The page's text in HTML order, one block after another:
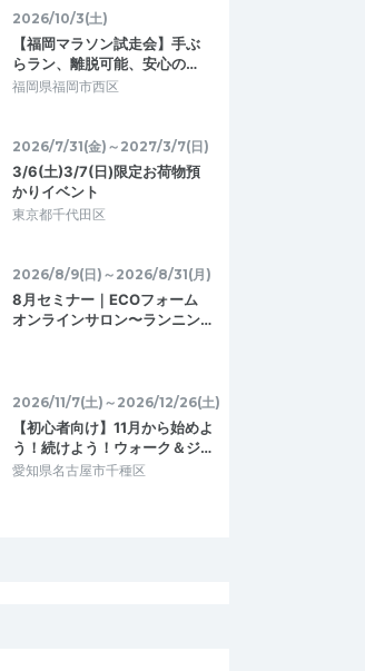
たもちん
2026/07/14
目標大会に向けてのポイント練習に‼︎
河川敷の往復コースで、給水所の設置もあ
2026/10/3(土)
【福岡マラソン試走会】手ぶ
らラン、離脱可能、安心の…
福岡県福岡市西区
2026/7/31(金)～2027/3/7(日)
3/6(土)3/7(日)限定お荷物預
かりイベント
東京都千代田区
2026/8/9(日)～2026/8/31(月)
8月セミナー｜ECOフォーム
オンラインサロン〜ランニン…
2026/11/7(土)～2026/12/26(土)
【初心者向け】11月から始めよ
う！続けよう！ウォーク＆ジ…
愛知県名古屋市千種区